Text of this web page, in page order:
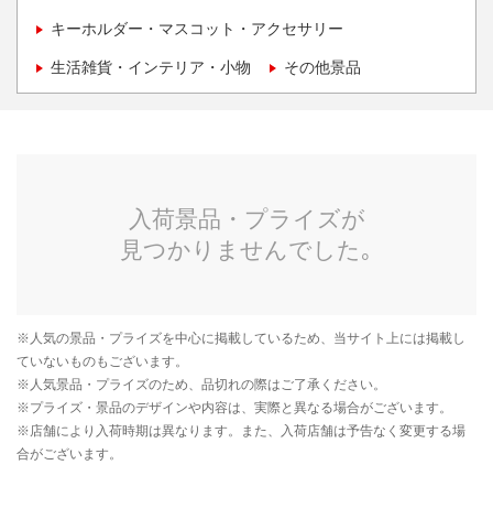
キーホルダー・マスコット・アクセサリー
生活雑貨・インテリア・小物 その他景品